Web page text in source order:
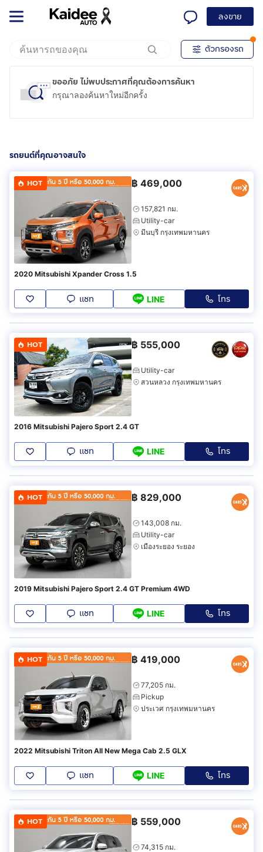
ลงขาย
ตัวกรองรถ
ขออภัย ไม่พบประกาศที่คุณต้องการค้นหา
กรุณาลองค้นหาใหม่อีกครั้ง
รถยนต์ที่คุณอาจสนใจ
HOT ฿ 469,000
157,821 กม.
Utility-car
มีนบุรี กรุงเทพมหานคร
2020 Mitsubishi Xpander Cross 1.5
แชท LINE โทร
HOT ฿ 555,000
Utility-car
สวนหลวง กรุงเทพมหานคร
2016 Mitsubishi Pajero Sport 2.4 GT
แชท LINE โทร
HOT ฿ 829,000
143,008 กม.
Utility-car
เมืองระยอง ระยอง
2019 Mitsubishi Pajero Sport 2.4 GT Premium 4WD
แชท LINE โทร
HOT ฿ 419,000
77,205 กม.
Pickup
ประเวศ กรุงเทพมหานคร
2022 Mitsubishi Triton All New Mega Cab 2.5 GLX
แชท LINE โทร
HOT ฿ 559,000
74,315 กม.